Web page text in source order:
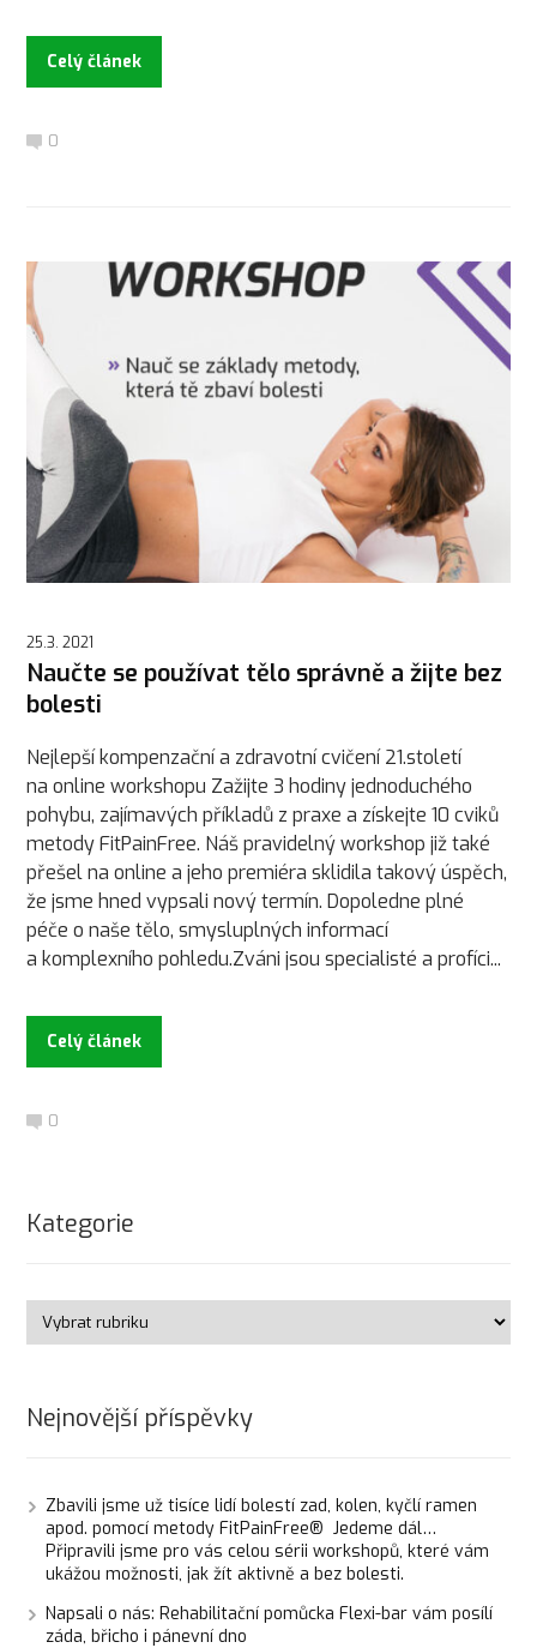
Celý článek
0
25.3. 2021
Naučte se používat tělo správně a žijte bez
bolesti
Nejlepší kompenzační a zdravotní cvičení 21.století
na online workshopu Zažijte 3 hodiny jednoduchého
pohybu, zajímavých příkladů z praxe a získejte 10 cviků
metody FitPainFree. Náš pravidelný workshop již také
přešel na online a jeho premiéra sklidila takový úspěch,
že jsme hned vypsali nový termín. Dopoledne plné
péče o naše tělo, smysluplných informací
a komplexního pohledu.Zváni jsou specialisté a profíci...
Celý článek
0
Kategorie
Nejnovější příspěvky
Zbavili jsme už tisíce lidí bolestí zad, kolen, kyčlí ramen
apod. pomocí metody FitPainFree® Jedeme dál…
Připravili jsme pro vás celou sérii workshopů, které vám
ukážou možnosti, jak žít aktivně a bez bolesti.
Napsali o nás: Rehabilitační pomůcka Flexi-bar vám posílí
záda, břicho i pánevní dno